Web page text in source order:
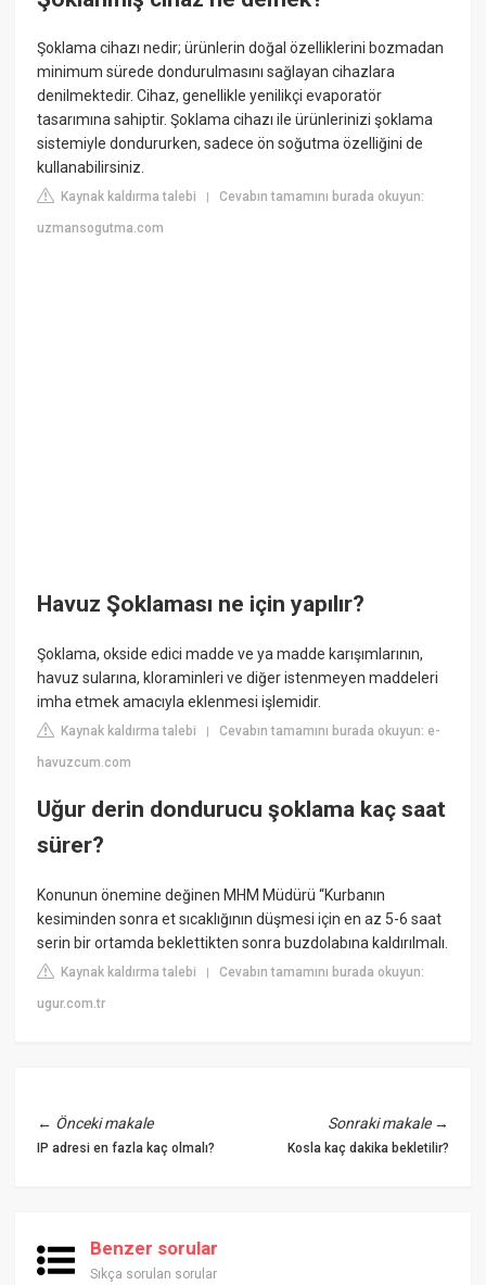
Şoklama cihazı nedir; ürünlerin doğal özelliklerini bozmadan
minimum sürede dondurulmasını sağlayan cihazlara
denilmektedir. Cihaz, genellikle yenilikçi evaporatör
tasarımına sahiptir. Şoklama cihazı ile ürünlerinizi şoklama
sistemiyle dondururken, sadece ön soğutma özelliğini de
kullanabilirsiniz.
Kaynak kaldırma talebi |Cevabın tamamını burada okuyun:
uzmansogutma.com
Havuz Şoklaması ne için yapılır?
Şoklama, okside edici madde ve ya madde karışımlarının,
havuz sularına, kloraminleri ve diğer istenmeyen maddeleri
imha etmek amacıyla eklenmesi işlemidir.
Kaynak kaldırma talebi |Cevabın tamamını burada okuyun: e-
havuzcum.com
Uğur derin dondurucu şoklama kaç saat
sürer?
Konunun önemine değinen MHM Müdürü “Kurbanın
kesiminden sonra et sıcaklığının düşmesi için en az 5-6 saat
serin bir ortamda beklettikten sonra buzdolabına kaldırılmalı.
Kaynak kaldırma talebi |Cevabın tamamını burada okuyun:
ugur.com.tr
← Önceki makale
IP adresi en fazla kaç olmalı?
Sonraki makale→
Kosla kaç dakika bekletilir?
Benzer sorular
Sıkça sorulan sorular